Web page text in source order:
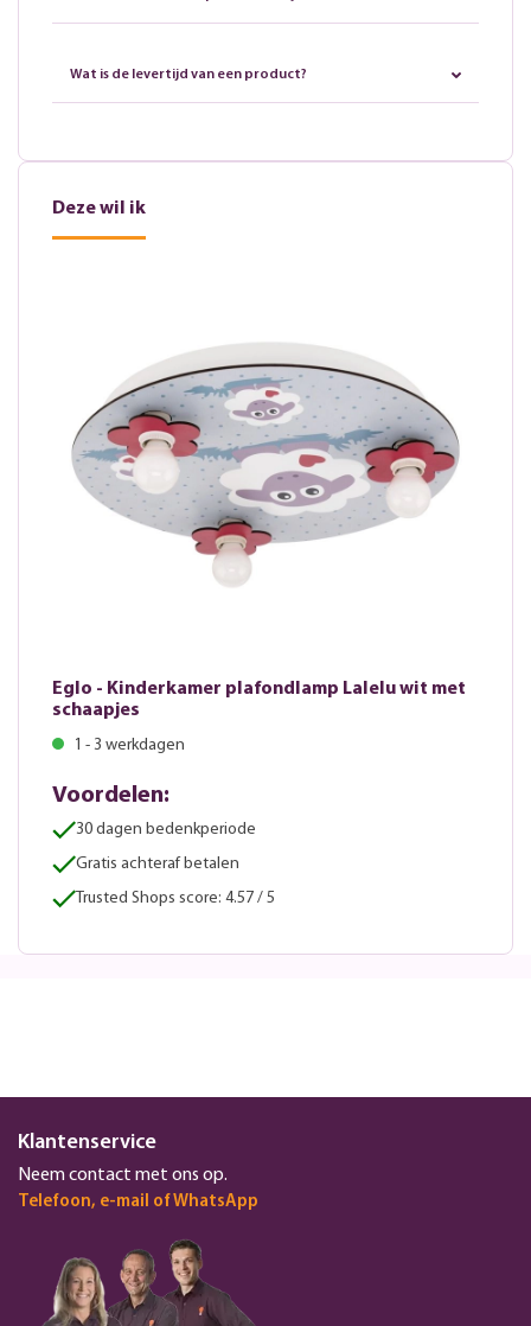
Wat is de levertijd van een product?
Deze wil ik
Eglo - Kinderkamer plafondlamp Lalelu wit met
schaapjes
1 - 3 werkdagen
Voordelen:
30 dagen bedenkperiode
Gratis achteraf betalen
Trusted Shops score: 4.57 / 5
Klantenservice
Neem contact met ons op.
Telefoon, e-mail of WhatsApp